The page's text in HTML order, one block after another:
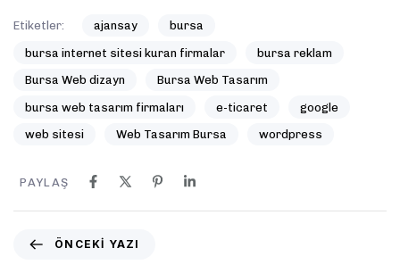
Etiketler: ajansay bursa
bursa internet sitesi kuran firmalar bursa reklam
Bursa Web dizayn Bursa Web Tasarım
bursa web tasarım firmaları e-ticaret google
web sitesi Web Tasarım Bursa wordpress
PAYLAŞ
ÖNCEKI YAZI